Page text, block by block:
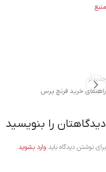
منبع
جدیدتر
راهنمای خرید فرنچ پرس
دیدگاهتان را بنویسید
برای نوشتن دیدگاه باید وارد بشوید.